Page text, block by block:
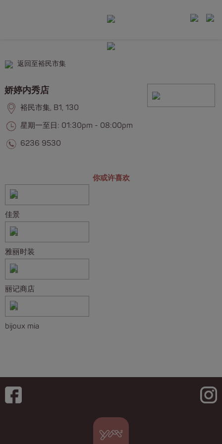
返回至裕民市集
娇婷内秀店
裕民市集, B1, 130
星期一至日: 01:30pm - 08:00pm
6236 9530
你或许喜欢
佳景
雅丽时装
丽记商店
bijoux mia